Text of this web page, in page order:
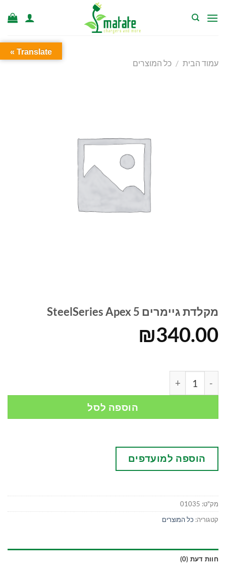
עמוד הבית / כל המוצרים
מקלדת גיימרים SteelSeries Apex 5
₪340.00
הוספה לסל
הוספה למועדפים
מק"ט: 01035
קטגוריה: כל המוצרים
חוות דעת (0)
Translate »